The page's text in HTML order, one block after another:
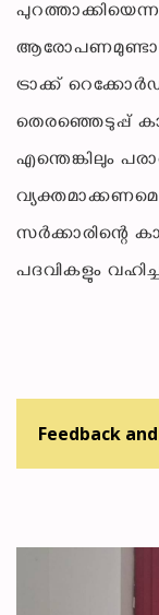
ട്രാക്ക്
തെരഞ്ഞെടുപ്പ്
എന്തെങ്കിലും
സർക്കാരിന്റെ
പദവികളും
Feedback